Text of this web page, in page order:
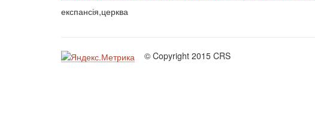
експансія,церква
© Copyright 2015 CRS